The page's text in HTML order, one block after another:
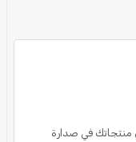
منتجاتك في صدارة